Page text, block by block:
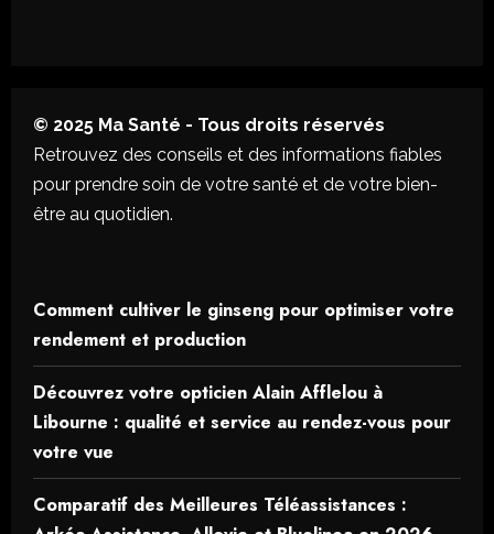
© 2025 Ma Santé - Tous droits réservés
Retrouvez des conseils et des informations fiables
pour prendre soin de votre santé et de votre bien-
être au quotidien.
Comment cultiver le ginseng pour optimiser votre
rendement et production
Découvrez votre opticien Alain Afflelou à
Libourne : qualité et service au rendez-vous pour
votre vue
Comparatif des Meilleures Téléassistances :